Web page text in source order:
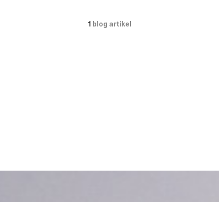
1 blog artikel